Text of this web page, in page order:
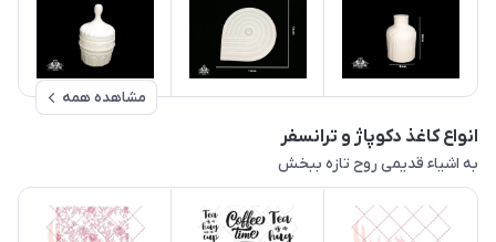
مشاهده همه
انواع کاغذ دکوپاژ و ترانسفر
به اشیاء قدیمی روح تازه ببخش